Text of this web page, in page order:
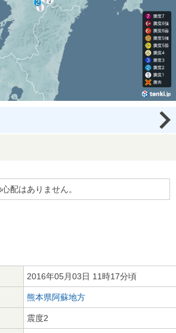
配はありません。
2016年05月03日 11時17分頃
熊本県阿蘇地方
震度2